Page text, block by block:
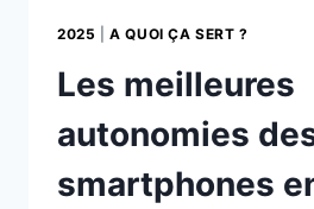
2025 |A QUOI ÇA SERT ?
Les meilleures
autonomies
smartphones